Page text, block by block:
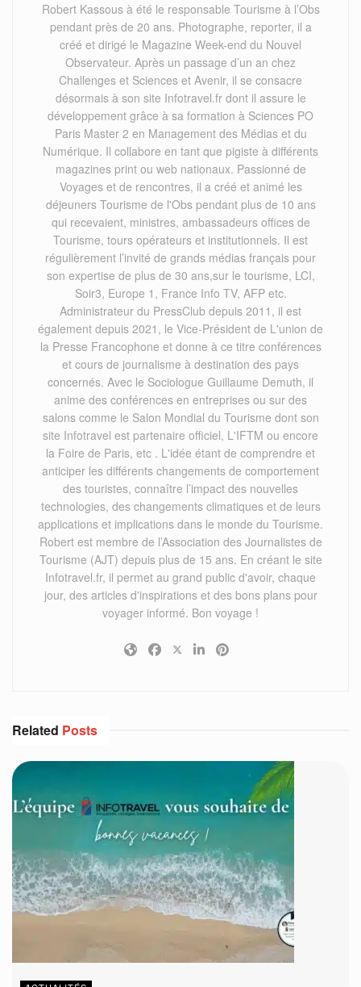
Robert Kassous à été le responsable Tourisme à l’Obs
pendant près de 20 ans. Photographe, reporter, il a
créé et dirigé le Magazine Week-end du Nouvel
Observateur. Après un passage d’un an chez
Challenges et Sciences et Avenir, il se consacre
désormais à son site Infotravel.fr dont il assure le
développement grâce à sa formation à Sciences PO
Paris Master 2 en Management des Médias et du
Numérique. Il collabore en tant que pigiste à différents
magazines print ou web nationaux. Passionné de
Voyages et de rencontres, il a créé et animé les
déjeuners Tourisme de l'Obs pendant plus de 10 ans
qui recevaient, ministres, ambassadeurs offices de
Tourisme, tours opérateurs et institutionnels. Il est
régulièrement l’invité de grands médias français pour
son expertise de plus de 30 ans,sur le tourisme, LCI,
Soir3, Europe 1, France Info TV, AFP etc.
Administrateur du PressClub depuis 2011, il est
également depuis 2021, le Vice-Président de L'union de
la Presse Francophone et donne à ce titre conférences
et cours de journalisme à destination des pays
concernés. Avec le Sociologue Guillaume Demuth, il
anime des conférences en entreprises ou sur des
salons comme le Salon Mondial du Tourisme dont son
site Infotravel est partenaire officiel, L'IFTM ou encore
la Foire de Paris, etc . L'idée étant de comprendre et
anticiper les différents changements de comportement
des touristes, connaître l’impact des nouvelles
technologies, des changements climatiques et de leurs
applications et implications dans le monde du Tourisme.
Robert est membre de l’Association des Journalistes de
Tourisme (AJT) depuis plus de 15 ans. En créant le site
Infotravel.fr, il permet au grand public d'avoir, chaque
jour, des articles d'inspirations et des bons plans pour
voyager informé. Bon voyage !
Related Posts